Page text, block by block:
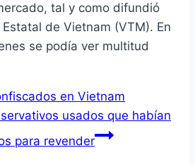
tal y como difundió
de Vietnam (VTM). En
se podía ver multitud
en Vietnam
usados que habían
para revender